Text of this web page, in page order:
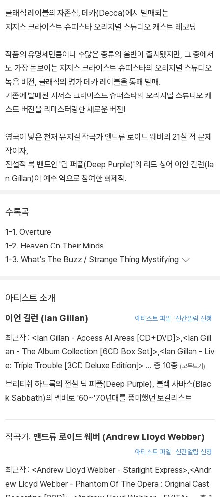
클래식 레이블의 자존심, 데카(Decca)에서 발매되는
지저스 크라이스트 슈퍼스타 오리지널 스튜디오 캐스트 레코딩
작품의 유명세만큼이나 수많은 종류의 음반이 출시됐지만, 그 중에서
도 가장 돋보이는 지저스 크라이스트 슈퍼스타의 오리지널 스튜디오
녹음 버전, 클래식의 명가 데카 레이블을 통해 발매.
기존에 발매된 지저스 크라이스트 슈퍼스타의 오리지널 스튜디오 캐
스트 버전을 리마스터링한 새로운 버전!
영국이 낳은 천재 뮤지컬 작곡가 앤드류 로이드 웨버의 21살 적 문제
작이자,
전설적 록 밴드인 '딥 퍼플(Deep Purple)'의 리드 싱어 이안 길런(Ia
n Gillan)이 예수 역으로 참여한 화제작.
수록곡
1-1. Overture
1-2. Heaven On Their Minds
1-3. What's The Buzz / Strange Thing Mystifying
아티스트 소개
이언 길런 (Ian Gillan) 아티스트 파일 신간알림 신청
최근작 : <Ian Gillan - Access All Areas [CD+DVD]>,<Ian Gill
an - The Album Collection [6CD Box Set]>,<Ian Gillan - Liv
e: Triple Trouble [3CD Deluxe Edition]> … 총 10종 (모두보기)
브리티쉬 하드록의 전설 딥 퍼플(Deep Purple), 블랙 사바스(Blac
k Sabbath)의 멤버로 '60~'70년대를 풍미했던 보컬리스트
작곡가: 앤드류 로이드 웨버 (Andrew Lloyd Webber)
아티스트 파일 신간알림 신청
최근작 : <Andrew Lloyd Webber - Starlight Express>,<Andr
ew Lloyd Webber - Phantom Of The Opera : Original Cast